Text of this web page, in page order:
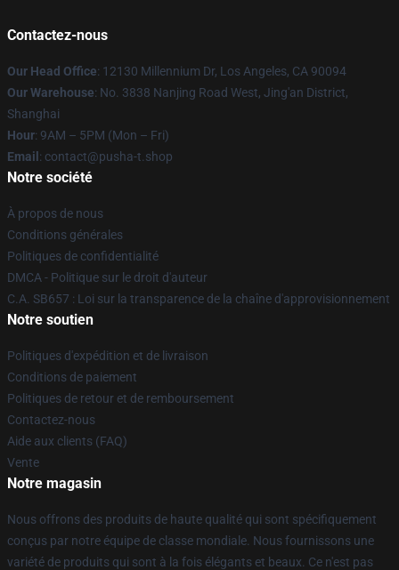
Contactez-nous
Our Head Office: 12130 Millennium Dr, Los Angeles, CA 90094
Our Warehouse: No. 3838 Nanjing Road West, Jing'an District,
Shanghai
Hour: 9AM – 5PM (Mon – Fri)
Email : contact@pusha-t.shop
Notre société
À propos de nous
Conditions générales
Politiques de confidentialité
DMCA - Politique sur le droit d'auteur
C.A. SB657 : Loi sur la transparence de la chaîne d'approvisionnement
Notre soutien
Politiques d'expédition et de livraison
Conditions de paiement
Politiques de retour et de remboursement
Contactez-nous
Aide aux clients (FAQ)
Vente
Notre magasin
Nous offrons des produits de haute qualité qui sont spécifiquement
conçus par notre équipe de classe mondiale. Nous fournissons une
variété de produits qui sont à la fois élégants et beaux. Ce n'est pas